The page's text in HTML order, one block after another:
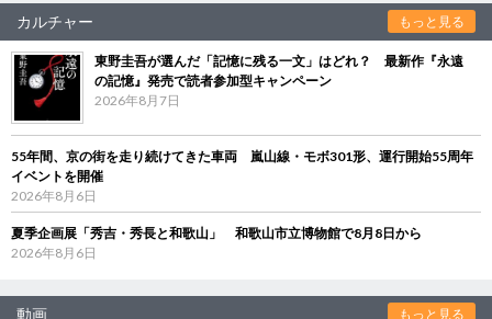
カルチャー もっと見る
東野圭吾が選んだ「記憶に残る一文」はどれ？ 最新作『永遠
の記憶』発売で読者参加型キャンペーン
2026年8月7日
55年間、京の街を走り続けてきた車両 嵐山線・モボ301形、運行開始55周年
イベントを開催
2026年8月6日
夏季企画展「秀吉・秀長と和歌山」 和歌山市立博物館で8月8日から
2026年8月6日
動画 もっと見る